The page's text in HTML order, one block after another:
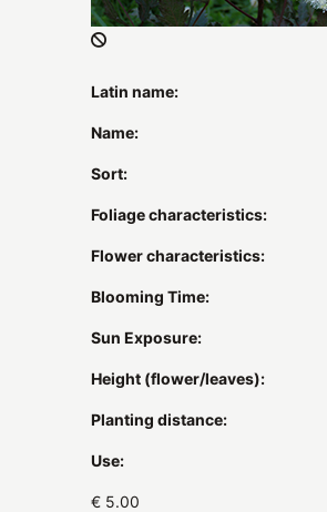
Latin name:
Name:
Sort:
Foliage characteristics:
Flower characteristics:
Blooming Time:
Sun Exposure:
Height (flower/leaves):
Planting distance:
Use:
€ 5.00